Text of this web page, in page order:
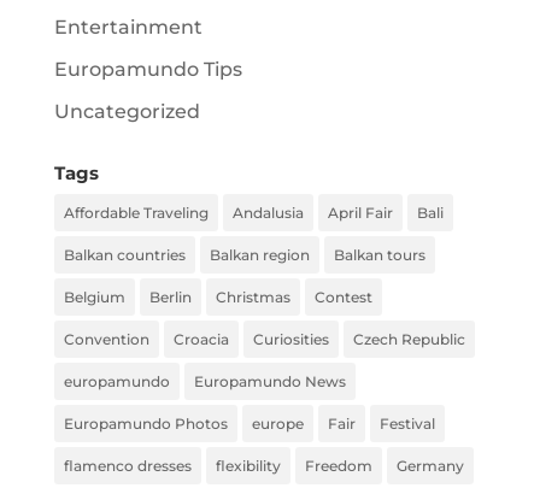
Entertainment
Europamundo Tips
Uncategorized
Tags
Affordable Traveling Andalusia April Fair Bali
Balkan countries Balkan region Balkan tours
Belgium Berlin Christmas Contest
Convention Croacia Curiosities Czech Republic
europamundo Europamundo News
Europamundo Photos europe Fair Festival
flamenco dresses flexibility Freedom Germany